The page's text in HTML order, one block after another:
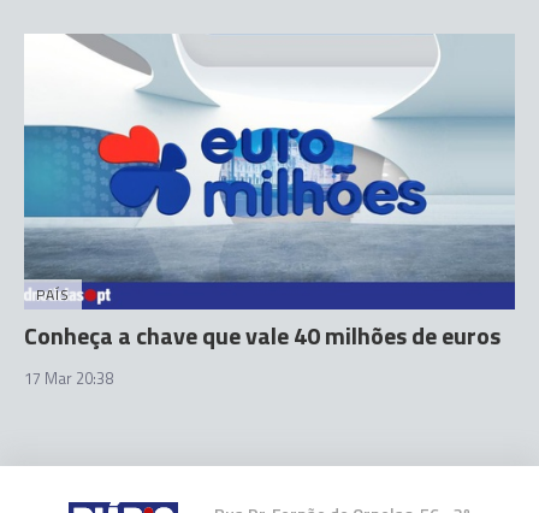
PAÍS
Conheça a chave que vale 40 milhões de euros
17 Mar 20:38